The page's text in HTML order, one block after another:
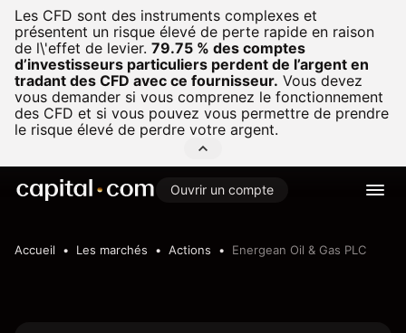
Les CFD sont des instruments complexes et
présentent un risque élevé de perte rapide en raison
de l\'effet de levier. 79.75 % des comptes
d’investisseurs particuliers perdent de l’argent en
tradant des CFD avec ce fournisseur. Vous devez
vous demander si vous comprenez le fonctionnement
des CFD et si vous pouvez vous permettre de prendre
le risque élevé de perdre votre argent.
Ouvrir un compte
Accueil Les marchés Actions Energean Oil & Gas PLC